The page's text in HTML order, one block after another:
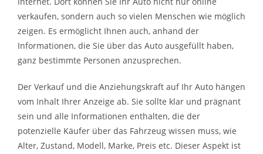
verkaufen, sondern auch so vielen Menschen wie möglich
zeigen. Es ermöglicht Ihnen auch, anhand der
Informationen, die Sie über das Auto ausgefüllt haben,
ganz bestimmte Personen anzusprechen.
Der Verkauf und die Anziehungskraft auf Ihr Auto hängen
vom Inhalt Ihrer Anzeige ab. Sie sollte klar und prägnant
sein und alle Informationen enthalten, die der
potenzielle Käufer über das Fahrzeug wissen muss, wie
Alter, Zustand, Modell, Marke, Preis etc. Dieser Aspekt ist